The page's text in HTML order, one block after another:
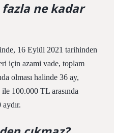
ne kadar
16 Eylül 2021 tarihinden
için azami vade, toplam
olması halinde 36 ay,
100.000 TL arasında